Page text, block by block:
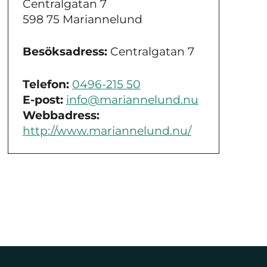
Centralgatan 7
598 75 Mariannelund
Besöksadress:Centralgatan 7
Telefon: 0496-215 50
E-post: info@mariannelund.nu
Webbadress:
http://www.mariannelund.nu/